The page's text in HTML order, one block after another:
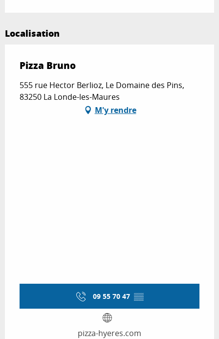
Localisation
Pizza Bruno
555 rue Hector Berlioz, Le Domaine des Pins,
83250 La Londe-les-Maures
M'y rendre
09 55 70 47 ▒▒
pizza-hyeres.com